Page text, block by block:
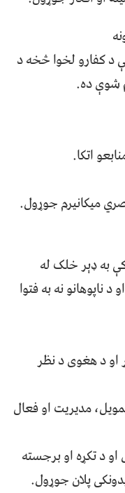
د کفارو لخوا څخه د
شوې ده.
به ډېر خلک له
ناپوهانو نه به فتوا
او د هغوی د نظر
مدیریت او فعال
او د تکړه او برجسته
پلان جوړول.